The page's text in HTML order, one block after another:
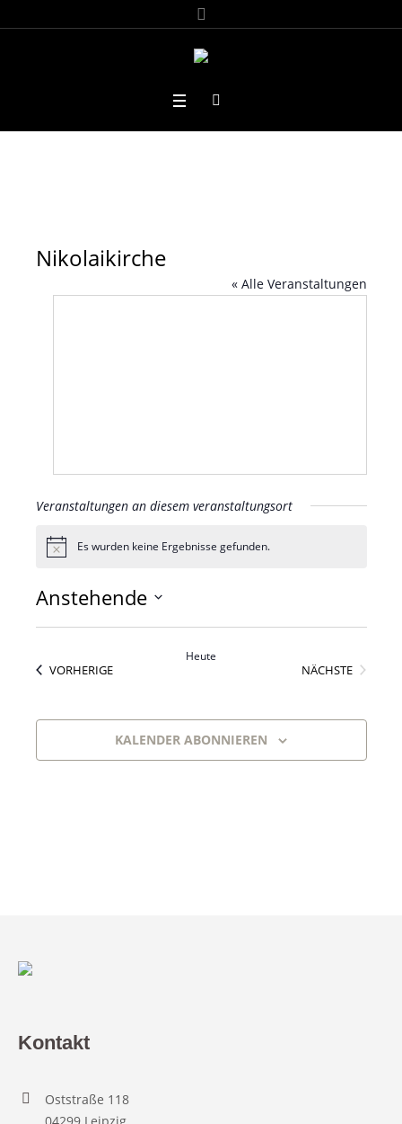
Nikolaikirche
« Alle Veranstaltungen
Veranstaltungen an diesem veranstaltungsort
HinweisEs wurden keine Ergebnisse gefunden.
Anstehende
VORHERIGEVERANSTALTUNGEN
Heute
NÄCHSTE
KALENDER ABONNIEREN
Kontakt
Oststraße 118